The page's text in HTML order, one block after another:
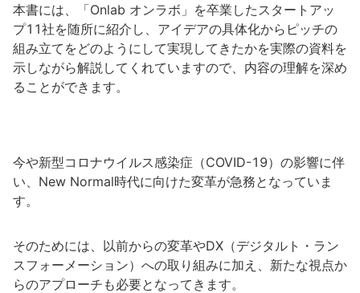
本書には、「Onlab オンラボ」を卒業したスタートアッ
プ11社を随所に紹介し、アイデアの具体化からピッチの
組み立てをどのようにして実現してきたかを実際の資料を
示しながら解説してくれていますので、内容の理解を深め
ることができます。
今や新型コロナウイルス感染症（COVID-19）の影響に伴
い、New Normal時代に向けた変革が急務となっていま
す。
そのためには、以前からの変革やDX（デジタルト・ラン
スフォーメーション）への取り組みに加え、新たな視点か
らのアプローチも必要となってきます。